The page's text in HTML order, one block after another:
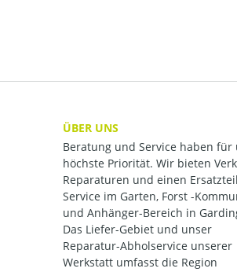
ÜBER UNS
Beratung und Service haben für
höchste Priorität. Wir bieten
Reparaturen und einen
Service im Garten, Forst -
und Anhänger-Bereich in
Das Liefer-Gebiet und unser
Reparatur-Abholservice unserer
Werkstatt umfasst die Region